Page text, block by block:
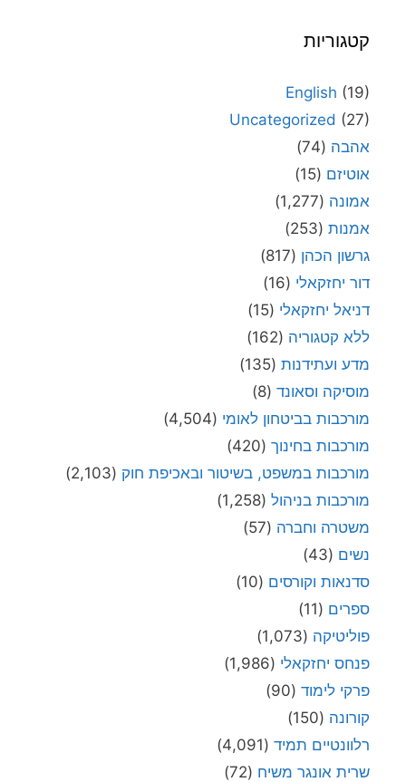
קטגוריות
English (19)
Uncategorized (27)
אהבה (74)
אוטיזם (15)
אמונה (1,277)
אמנות (253)
גרשון הכהן (817)
דור יחזקאלי (16)
דניאל יחזקאלי (15)
ללא קטגוריה (162)
מדע ועתידנות (135)
מוסיקה וסאונד (8)
מורכבות בביטחון לאומי (4,504)
מורכבות בחינוך (420)
מורכבות במשפט, בשיטור ובאכיפת חוק (2,103)
מורכבות בניהול (1,258)
משטרה וחברה (57)
נשים (43)
סדנאות וקורסים (10)
ספרים (11)
פוליטיקה (1,073)
פנחס יחזקאלי (1,986)
פרקי לימוד (90)
קורונה (150)
רלוונטיים תמיד (4,091)
שרית אונגר משיח (72)